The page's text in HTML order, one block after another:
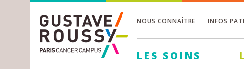
NOUS CONNAÎTRE INFOS
LES SOINS